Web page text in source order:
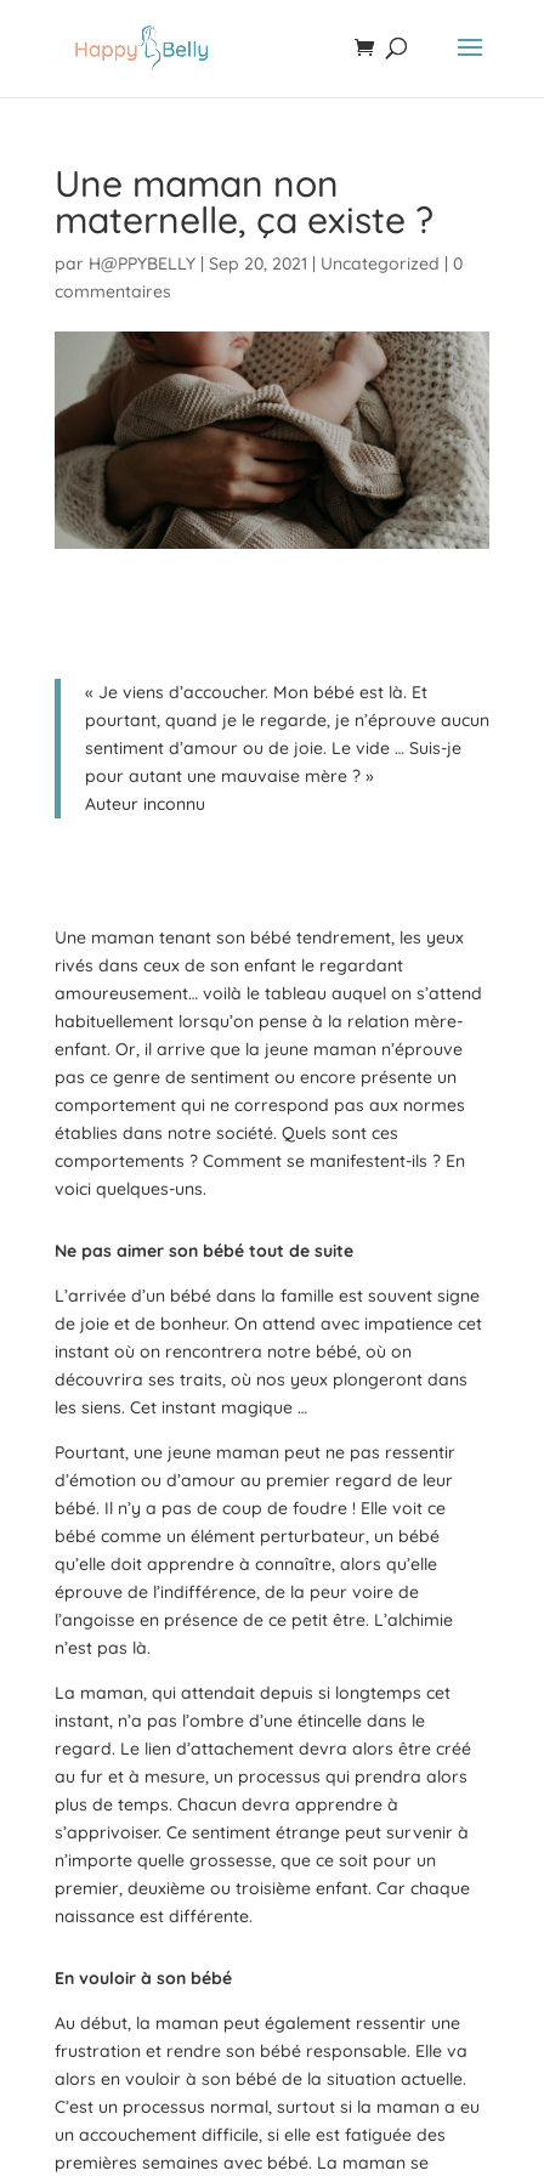
Une maman non
maternelle, ça existe ?
par H@PPYBELLY| Sep 20, 2021 | Uncategorized | 0
commentaires
« Je viens d’accoucher. Mon bébé est là. Et
pourtant, quand je le regarde, je n’éprouve aucun
sentiment d’amour ou de joie. Le vide … Suis-je
pour autant une mauvaise mère ? »
Auteur inconnu
Une maman tenant son bébé tendrement, les yeux
rivés dans ceux de son enfant le regardant
amoureusement… voilà le tableau auquel on s’attend
habituellement lorsqu’on pense à la relation mère-
enfant. Or, il arrive que la jeune maman n’éprouve
pas ce genre de sentiment ou encore présente un
comportement qui ne correspond pas aux normes
établies dans notre société. Quels sont ces
comportements ? Comment se manifestent-ils ? En
voici quelques-uns.
Ne pas aimer son bébé tout de suite
L’arrivée d’un bébé dans la famille est souvent signe
de joie et de bonheur. On attend avec impatience cet
instant où on rencontrera notre bébé, où on
découvrira ses traits, où nos yeux plongeront dans
les siens. Cet instant magique …
Pourtant, une jeune maman peut ne pas ressentir
d’émotion ou d’amour au premier regard de leur
bébé. Il n’y a pas de coup de foudre ! Elle voit ce
bébé comme un élément perturbateur, un bébé
qu’elle doit apprendre à connaître, alors qu’elle
éprouve de l’indifférence, de la peur voire de
l’angoisse en présence de ce petit être. L’alchimie
n’est pas là.
La maman, qui attendait depuis si longtemps cet
instant, n’a pas l’ombre d’une étincelle dans le
regard. Le lien d’attachement devra alors être créé
au fur et à mesure, un processus qui prendra alors
plus de temps. Chacun devra apprendre à
s’apprivoiser. Ce sentiment étrange peut survenir à
n’importe quelle grossesse, que ce soit pour un
premier, deuxième ou troisième enfant. Car chaque
naissance est différente.
En vouloir à son bébé
Au début, la maman peut également ressentir une
frustration et rendre son bébé responsable. Elle va
alors en vouloir à son bébé de la situation actuelle.
C’est un processus normal, surtout si la maman a eu
un accouchement difficile, si elle est fatiguée des
premières semaines avec bébé. La maman se